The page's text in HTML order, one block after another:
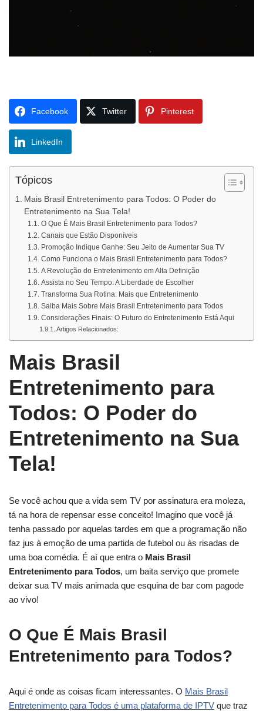
Facebook Twitter Pinterest
LinkedIn
Tópicos
Mais Brasil Entretenimento para Todos: O Poder do
Entretenimento na Sua Tela!
O Que É Mais Brasil Entretenimento para Todos?
Canais que Estão Disponíveis
Promoção Indique Ganhe: Seu Jeito de Aumentar Sua TV
Como Funciona o Mais Brasil Entretenimento para Todos?
A Revolução do Entretenimento em Alta Definição
Assista no Seu Tempo: A Liberdade de Escolher
Transforma Sua Rotina: Mais que Entretenimento
Saiba Mais Sobre Mais Brasil Entretenimento para Todos
Considerações Finais: O Futuro do Entretenimento Está Aqui
Artigos Relacionados:
Mais Brasil
Entretenimento para
Todos: O Poder do
Entretenimento na Sua
Tela!
Se você achou que a vida sem TV por assinatura era moleza,
tá na hora de repensar esse conceito! Imagino que você já
tenha passado por aquelas tardes em que a programação não
faz jus à emoção de uma partida de futebol ou às risadas de
uma boa comédia. É aí que entra o Mais Brasil
Entretenimento para Todos, um baita serviço que promete
deixar sua TV mais animada que esquina de bar com pagode
ao vivo!
O Que É Mais Brasil
Entretenimento para Todos?
Aqui é onde as coisas ficam interessantes. O Mais Brasil
Entretenimento para Todos é uma plataforma de IPTV que traz